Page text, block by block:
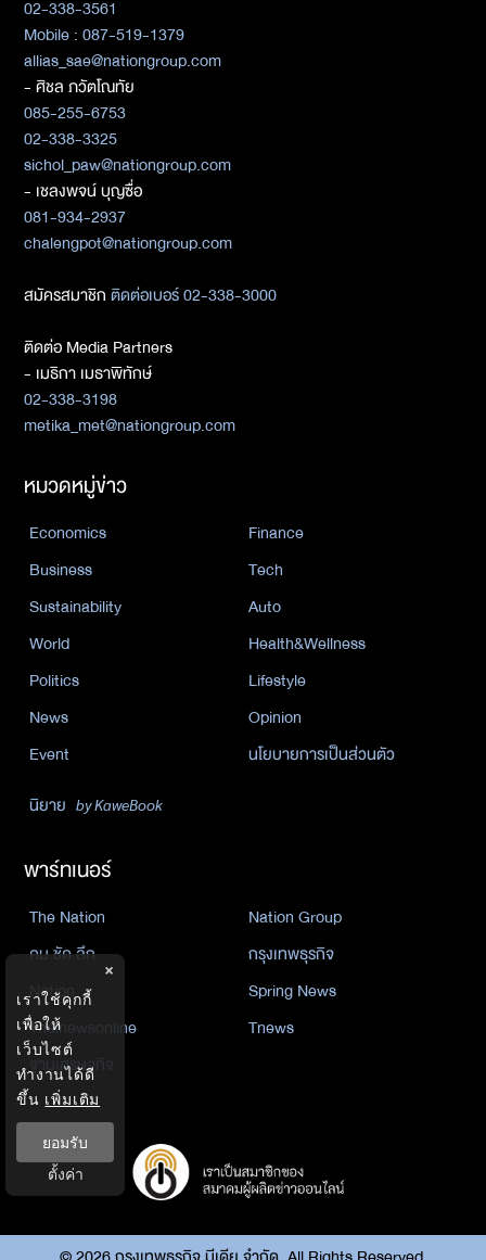
02-338-3561
Mobile : 087-519-1379
allias_sae@nationgroup.com
- ศิชล ภวัตโณทัย
085-255-6753
02-338-3325
sichol_paw@nationgroup.com
- เชลงพจน์ บุญซื่อ
081-934-2937
chalengpot@nationgroup.com
สมัครสมาชิกติดต่อเบอร์ 02-338-3000
ติดต่อ Media Partners
- เมธิกา เมธาพิทักษ์
02-338-3198
metika_met@nationgroup.com
หมวดหมู่ข่าว
Economics
Finance
Business
Tech
Sustainability
Auto
World
Health&Wellness
Politics
Lifestyle
News
Opinion
Event
นโยบายการเป็นส่วนตัว
นิยาย by KaweBook
พาร์ทเนอร์
The Nation
Nation Group
คม ชัด ลึก
กรุงเทพธุรกิจ
Nation
Spring News
Thainewsonline
Tnews
ฐานเศรษฐกิจ
×
เราใช้คุกกี้
เพื่อให้
เว็บไซต์
ทำงานได้ดี
ขึ้น เพิ่มเติม
ยอมรับ
ตั้งค่า